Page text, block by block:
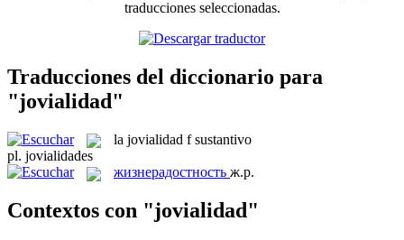
traducciones seleccionadas.
Traducciones del diccionario para
"jovialidad"
la jovialidad f sustantivo
pl. jovialidades
жизнерадостность ж.р.
Contextos con "jovialidad"